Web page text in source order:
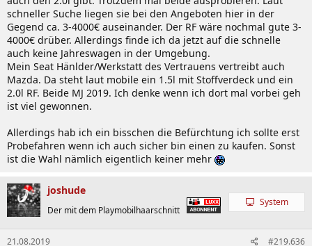
schneller Suche liegen sie bei den Angeboten hier in der
Gegend ca. 3-4000€ auseinander. Der RF wäre nochmal gute 3-
4000€ drüber. Allerdings finde ich da jetzt auf die schnelle
auch keine Jahreswagen in der Umgebung.
Mein Seat Hänlder/Werkstatt des Vertrauens vertreibt auch
Mazda. Da steht laut mobile ein 1.5l mit Stoffverdeck und ein
2.0l RF. Beide MJ 2019. Ich denke wenn ich dort mal vorbei geh
ist viel gewonnen.
Allerdings hab ich ein bisschen die Befürchtung ich sollte erst
Probefahren wenn ich auch sicher bin einen zu kaufen. Sonst
ist die Wahl nämlich eigentlich keiner mehr
joshude
Der mit dem Playmobilhaarschnitt
System
21.08.2019 #219.636